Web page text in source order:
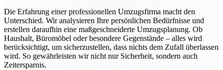
Die Erfahrung einer professionellen Umzugsfirma macht den
Unterschied. Wir analysieren Ihre persönlichen Bedürfnisse und
erstellen daraufhin eine maßgeschneiderte Umzugsplanung. Ob
Haushalt, Büromöbel oder besondere Gegenstände – alles wird
berücksichtigt, um sicherzustellen, dass nichts dem Zufall überlassen
wird. So gewährleisten wir nicht nur Sicherheit, sondern auch
Zeitersparnis.